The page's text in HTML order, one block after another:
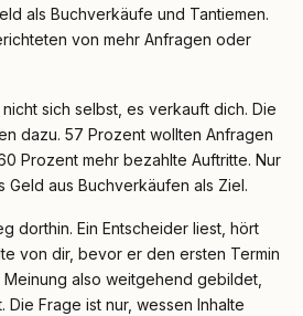
als Buchverkäufe und Tantiemen.
von mehr Anfragen oder
sich selbst, es verkauft dich. Die
dazu. 57 Prozent wollten Anfragen
Prozent mehr bezahlte Auftritte. Nur
Geld aus Buchverkäufen als Ziel.
dorthin. Ein Entscheider liest, hört
von dir, bevor er den ersten Termin
Meinung also weitgehend gebildet,
Frage ist nur, wessen Inhalte